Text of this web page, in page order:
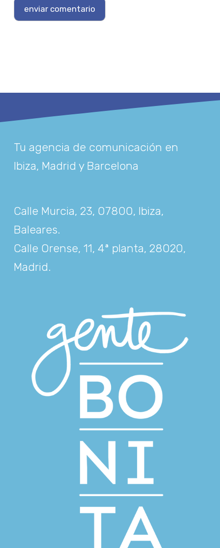
Tu agencia de comunicación en
Ibiza, Madrid y Barcelona
Calle Murcia, 23, 07800, Ibiza,
Baleares.
Calle Orense, 11, 4ª planta, 28020,
Madrid.